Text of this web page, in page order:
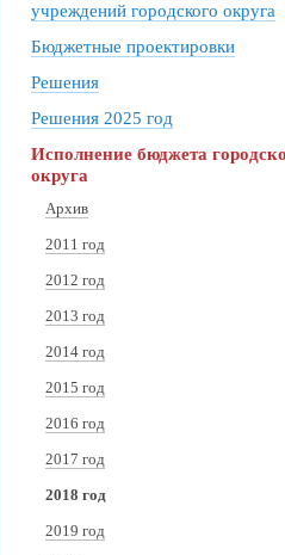
учреждений городского округа
Бюджетные проектировки
Решения
Решения 2025 год
Исполнение бюджета
округа
Архив
2011 год
2012 год
2013 год
2014 год
2015 год
2016 год
2017 год
2018 год
2019 год